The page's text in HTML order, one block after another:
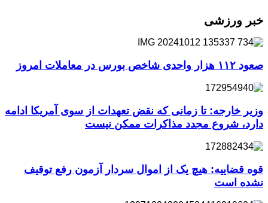
خبر ورزشی
صعود ۱۱۲ هزار واحدی شاخص بورس در معاملات امروز
وزیر خارجه: تا زمانی که نقض تعهدات از سوی آمریکا ادامه
دارد، شروع مجدد مذاکرات ممکن نیست
قوه قضاییه: هیچ یک از اموال سردار آزمون رفع توقیف
نشده است